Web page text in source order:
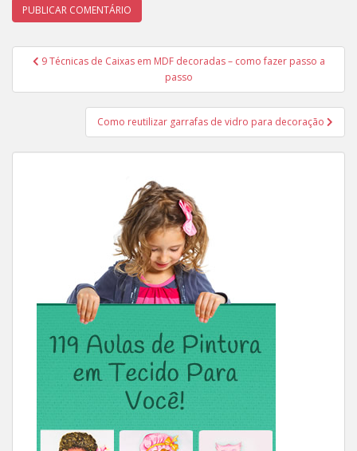
Navegação
Post
9 Técnicas de Caixas em MDF decoradas – como fazer passo a
passo
Como reutilizar garrafas de vidro para decoração